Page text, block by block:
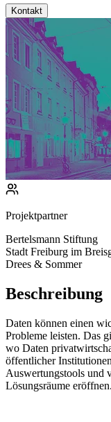
Kontakt
Projektpartner
Bertelsmann Stiftung
Stadt Freiburg im
Drees & Sommer
Beschreibung
Daten können einen
Probleme leisten. Das
wo Daten
öffentlicher
Auswertungstools und
Lösungsräume eröffnen.